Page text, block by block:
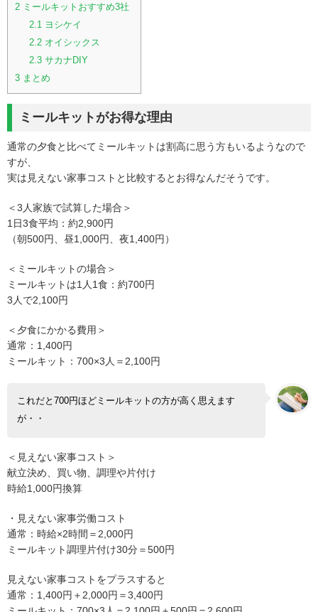
2 ミールキットおすすめ3社
2.1 ヨシケイ
2.2オイシックス
2.3サカナDIY
3 まとめ
ミールキットがお得な理由
通常の夕食と比べてミールキットは割高に思う方もいるようなので
すが、
実は見えない家事コストと比較するとお得なんだそうです。
＜3人家族で試算した場合＞
1日3食平均：約2,900円
（朝500円、昼1,000円、夜1,400円）
＜ミールキットの場合＞
ミールキットは1人1食：約700円
3人で2,100円
＜夕食にかかる費用＞
通常：1,400円
ミールキット：700×3人＝2,100円
これだと700円ほどミールキットの方が高く思えます
が・・
＜見えない家事コスト＞
献立決め、買い物、調理や片付け
時給1,000円換算
・見えない家事労働コスト
通常：時給×2時間＝2,000円
ミールキット調理片付け30分＝500円
見えない家事コストをプラスすると
通常：1,400円＋2,000円＝3,400円